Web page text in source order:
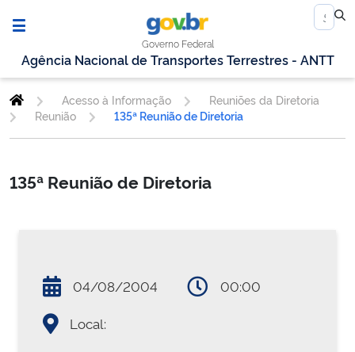
Governo Federal
Agência Nacional de Transportes Terrestres - ANTT
Acesso à Informação
Reuniões da Diretoria
Reunião
135ª Reunião de Diretoria
135ª Reunião de Diretoria
04/08/2004 00:00
Local: